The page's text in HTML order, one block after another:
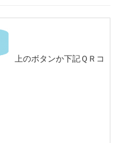
上のボタンか下記ＱＲコ